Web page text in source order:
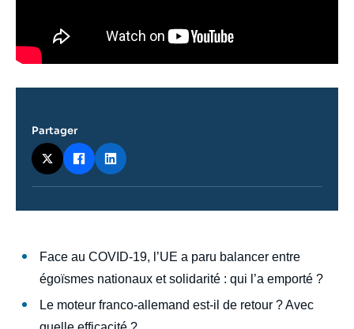
Contenu
médiatique
Face au COVID-19, l’UE a paru balancer entre
égoïsmes nationaux et solidarité : qui l’a emporté ?
Le moteur franco-allemand est-il de retour ? Avec
Partager